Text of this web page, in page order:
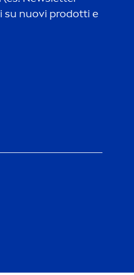
su nuovi prodotti e